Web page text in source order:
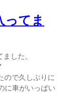
てま
した。
ので久しぶりに
に車がいっぱい